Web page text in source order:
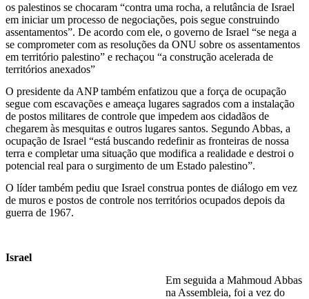
os palestinos se chocaram “contra uma rocha, a relutância de Israel
em iniciar um processo de negociações, pois segue construindo
assentamentos”. De acordo com ele, o governo de Israel “se nega a
se comprometer com as resoluções da ONU sobre os assentamentos
em território palestino” e rechaçou “a construção acelerada de
territórios anexados”
O presidente da ANP também enfatizou que a força de ocupação
segue com escavações e ameaça lugares sagrados com a instalação
de postos militares de controle que impedem aos cidadãos de
chegarem às mesquitas e outros lugares santos. Segundo Abbas, a
ocupação de Israel “está buscando redefinir as fronteiras de nossa
terra e completar uma situação que modifica a realidade e destroi o
potencial real para o surgimento de um Estado palestino”.
O líder também pediu que Israel construa pontes de diálogo em vez
de muros e postos de controle nos territórios ocupados depois da
guerra de 1967.
Israel
Em seguida a Mahmoud Abbas
na Assembleia, foi a vez do